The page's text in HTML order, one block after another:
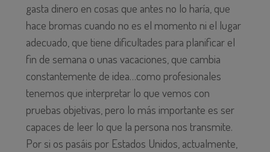
gasta dinero en cosas que antes no lo haría, que
hace bromas cuando no es el momento ni el lugar
adecuado, que tiene dificultades para planificar el
fin de semana o unas vacaciones, que cambia
constantemente de idea…como profesionales
tenemos que interpretar lo que vemos con
pruebas objetivas, pero lo más importante es ser
capaces de leer lo que la persona nos transmite.
Por si os pasáis por Estados Unidos, actualmente,